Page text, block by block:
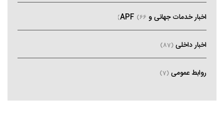
اخبار خدمات جهانی و APF (66)
اخبار داخلی (87)
روابط عمومی (7)